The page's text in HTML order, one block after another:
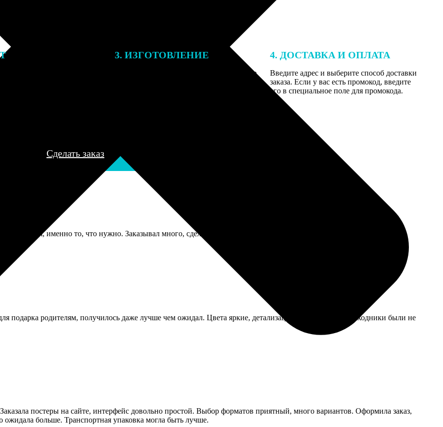
заказа к печати
могут связаться с Вами
телефону или email для
деталей.
3. ИЗГОТОВЛЕНИЕ
Оплатите заказ банковской картой. После
оплаты получите подтверждение на email с
4. ДОСТАВКА И ОПЛАТА
Введите адрес и выберите способ доставки
заказа. Если у вас есть промокод, введите
его в специальное поле для промокода.
Сделать заказ
матовая, именно то, что нужно. Заказывал много, сделали скидку, приятно.
подарка родителям, получилось даже лучше чем ожидал. Цвета яркие, детализация на уровне, хотя исходники были не
постеры на сайте, интерфейс довольно простой. Выбор форматов приятный, много вариантов. Оформила заказ,
ожидала больше. Транспортная упаковка могла быть лучше.